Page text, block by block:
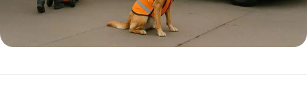
5% korting met code